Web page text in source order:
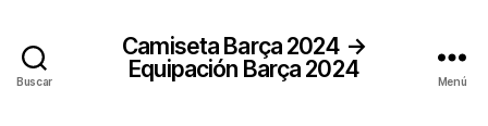
Buscar
Camiseta Barça 2024 →
Equipación Barça 2024
Menú